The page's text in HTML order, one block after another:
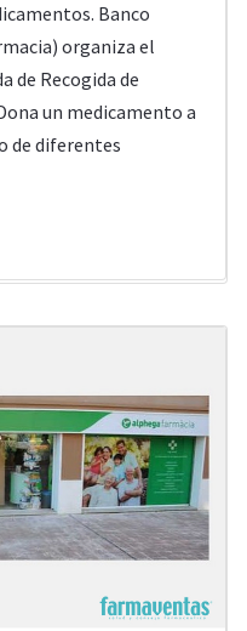
Banco
organiza el
de Recogida de
un medicamento a
de diferentes